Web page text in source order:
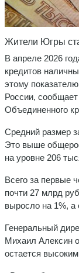
Жители Югры
В апреле 2026
кредитов
этому
России,
Объединенного
Средний размер
Это выше
на уровне 206
Всего за первые
почти 27 млрд
выросло на 1%,
Генеральный
Михаил Алексин
остается